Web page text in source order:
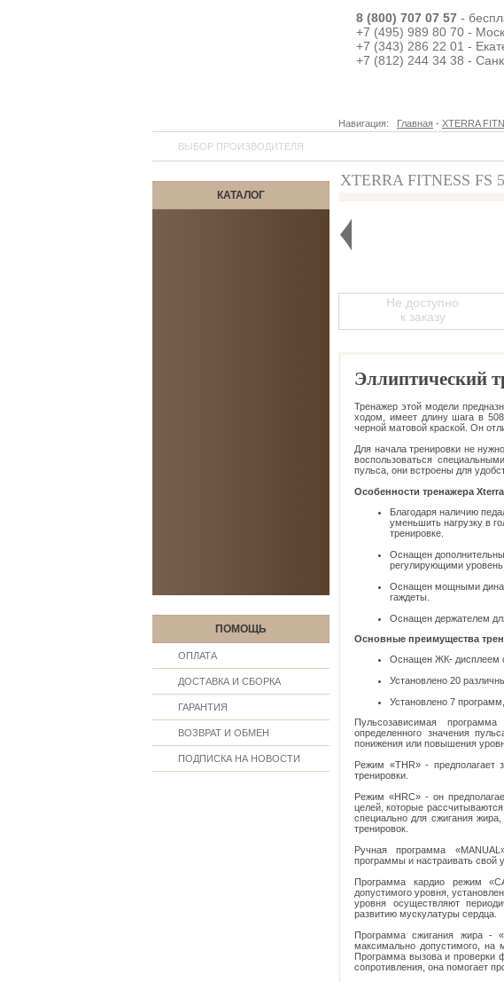
8 (800) 707 07 57 -
+7 (495) 989 80 70 -
+7 (343) 286 22 01 -
+7 (812) 244 34 38 -
Навигация: Главная - XTERRA
ВЫБОР ПРОИЗВОДИТЕЛЯ
КАТАЛОГ
ПОМОЩЬ
ОПЛАТА
ДОСТАВКА И СБОРКА
ГАРАНТИЯ
ВОЗВРАТ И ОБМЕН
ПОДПИСКА НА НОВОСТИ
XTERRA FITNESS FS
♦
Не доступно
к заказу
Эллиптический
Тренажер этой модели
ходом, имеет длину шага в
черной матовой краской. Он
Для начала тренировки не
воспользоваться
пульса, они встроены для
Особенности тренажера
Благодаря наличию
уменьшить нагрузку в
тренировке.
Оснащен
регулирующими уровень
Оснащен мощными
гаждеты.
Оснащен держателем
Основные преимущества
Оснащен ЖК- дисплеем
Установлено 20
Установлено 7
Пульсозависимая
определенного значения
понижения или повышения
Режим «THR» - предполагает
тренировки.
Режим «HRC» - он
целей, которые
специально для сжигания
тренировок.
Ручная программа
программы и настраивать свой
Программа кардио режим
допустимого уровня,
уровня осуществляют
развитию мускулатуры сердца.
Программа сжигания жира -
максимально допустимого, на
Программа вызова и проверки
сопротивления, она помогает